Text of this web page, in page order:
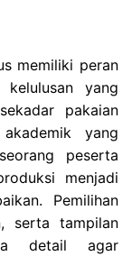
memiliki peran
yang
pakaian
yang
peserta
menjadi
Pemilihan
serta tampilan
detail agar